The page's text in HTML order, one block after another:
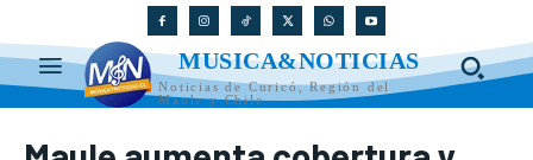
MUSICA&NOTICIAS
Noticias de Curicó, Región del
Maule y Chile